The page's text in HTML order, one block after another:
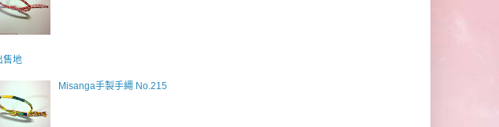
售地
Misanga手製手繩 No.215